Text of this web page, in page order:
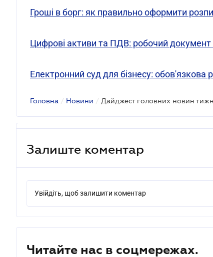
Гроші в борг: як правильно оформити
Цифрові активи та ПДВ: робочий
Електронний суд для бізнесу: обов'язкова
Головна / Новини / Дайджест головних новин
Залиште коментар
Увійдіть, щоб залишити коментар
Читайте нас в соцмережах.